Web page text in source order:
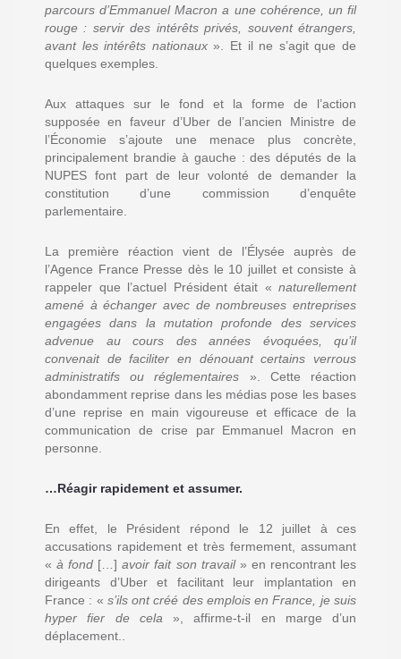
parcours d’Emmanuel Macron a une cohérence, un fil
rouge : servir des intérêts privés, souvent étrangers,
avant les intérêts nationaux». Et il ne s’agit que de
quelques exemples.
Aux attaques sur le fond et la forme de l’action
supposée en faveur d’Uber de l’ancien Ministre de
l’Économie s’ajoute une menace plus concrète,
principalement brandie à gauche : des députés de la
NUPES font part de leur volonté de demander la
constitution d’une commission d’enquête
parlementaire.
La première réaction vient de l’Élysée auprès de
l’Agence France Presse dès le 10 juillet et consiste à
rappeler que l’actuel Président était « naturellement
amené à échanger avec de nombreuses entreprises
engagées dans la mutation profonde des services
advenue au cours des années évoquées, qu’il
convenait de faciliter en dénouant certains verrous
administratifs ou réglementaires ». Cette réaction
abondamment reprise dans les médias pose les bases
d’une reprise en main vigoureuse et efficace de la
communication de crise par Emmanuel Macron en
personne.
…Réagir rapidement et assumer.
En effet, le Président répond le 12 juillet à ces
accusations rapidement et très fermement, assumant
«à fond […]avoir fait son travail» en rencontrant les
dirigeants d’Uber et facilitant leur implantation en
France : « s’ils ont créé des emplois en France, je suis
hyper fier de cela », affirme-t-il en marge d’un
déplacement..